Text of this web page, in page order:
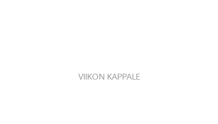
VIIKON KAPPALE